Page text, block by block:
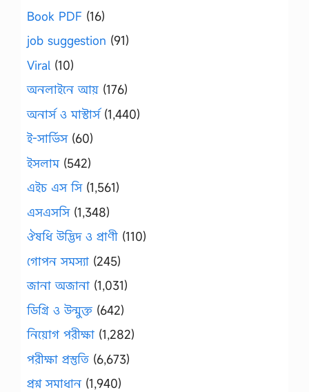
Book PDF (16)
job suggestion (91)
Viral (10)
অনলাইনে আয় (176)
অনার্স ও মাস্টার্স(1,440)
ই-সার্ভিস(60)
ইসলাম(542)
এইচ এস সি(1,561)
এসএসসি(1,348)
ঔষধি উদ্ভিদ ও প্রাণী (110)
গোপন সমস্যা (245)
জানা অজানা (1,031)
ডিগ্রি ও উন্মুক্ত (642)
নিয়োগ পরীক্ষা (1,282)
পরীক্ষা প্রস্তুতি (6,673)
প্রশ্ন সমাধান (1,940)